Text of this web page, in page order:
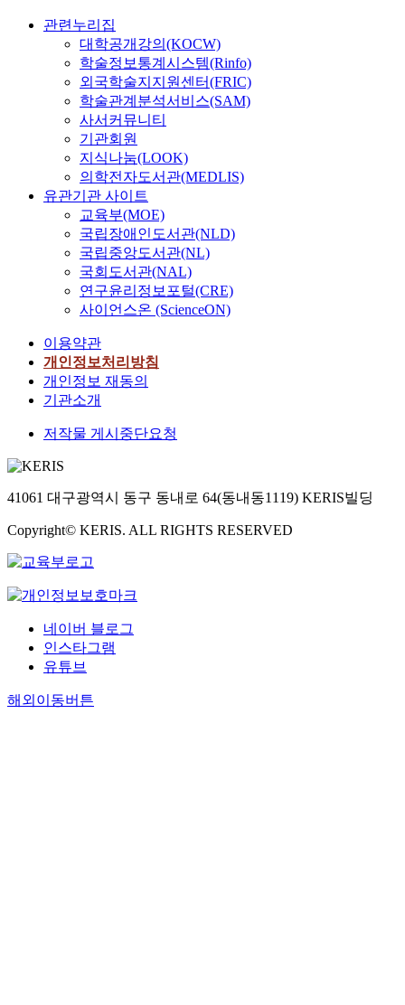
관련누리집
대학공개강의(KOCW)
학술정보통계시스템(Rinfo)
외국학술지지원센터(FRIC)
학술관계분석서비스(SAM)
사서커뮤니티
기관회원
지식나눔(LOOK)
의학전자도서관(MEDLIS)
유관기관 사이트
교육부(MOE)
국립장애인도서관(NLD)
국립중앙도서관(NL)
국회도서관(NAL)
연구윤리정보포털(CRE)
사이언스온 (ScienceON)
이용약관
개인정보처리방침
개인정보 재동의
기관소개
저작물 게시중단요청
41061 대구광역시 동구 동내로 64(동내동1119) KERIS빌딩
Copyright© KERIS. ALL RIGHTS RESERVED
네이버 블로그
인스타그램
유튜브
해외이동버튼